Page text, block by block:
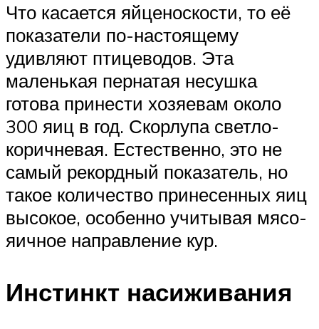
Что касается яйценоскости, то её
показатели по-настоящему
удивляют птицеводов. Эта
маленькая пернатая несушка
готова принести хозяевам около
300 яиц в год. Скорлупа светло-
коричневая. Естественно, это не
самый рекордный показатель, но
такое количество принесенных яиц
высокое, особенно учитывая мясо-
яичное направление кур.
Инстинкт насиживания